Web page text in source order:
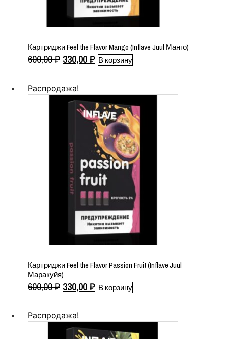
Картриджи Feel the Flavor Mango (Inflave Juul Манго)
600,00₽ Первоначальная
составляла
600,00 ₽.
330,00₽Текущая
В корзину
Распродажа!
Картриджи Feel the Flavor Passion Fruit (Inflave Juul
Маракуйя)
600,00₽ Первоначальная
составляла
600,00 ₽.
330,00₽Текущая
В корзину
Распродажа!